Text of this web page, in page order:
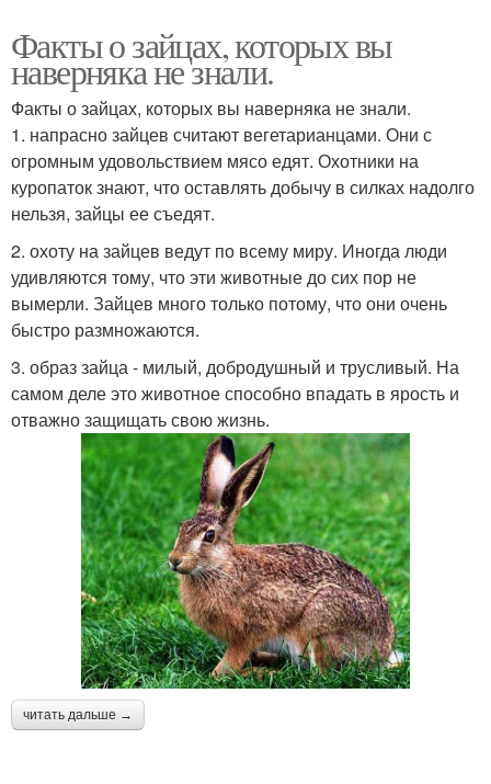
Факты о зайцах, которых вы
наверняка не знали.
Факты о зайцах, которых вы наверняка не знали.
1. напрасно зайцев считают вегетарианцами. Они с
огромным удовольствием мясо едят. Охотники на
куропаток знают, что оставлять добычу в силках надолго
нельзя, зайцы ее съедят.
2. охоту на зайцев ведут по всему миру. Иногда люди
удивляются тому, что эти животные до сих пор не
вымерли. Зайцев много только потому, что они очень
быстро размножаются.
3. образ зайца - милый, добродушный и трусливый. На
самом деле это животное способно впадать в ярость и
отважно защищать свою жизнь.
читать дальше →